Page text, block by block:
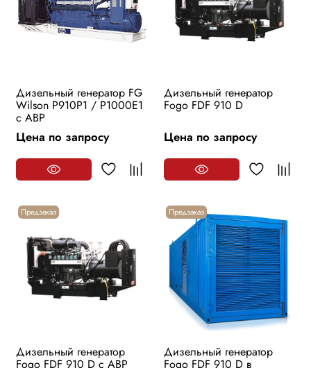
Дизельный генератор FG
Wilson P910P1 / P1000E1
с АВР
Цена по запросу
Дизельный генератор
Fogo FDF 910 D
Цена по запросу
Предзаказ
Дизельный генератор
Fogo FDF 910 D с АВР
Предзаказ
Дизельный генератор
Fogo FDF 910 D в